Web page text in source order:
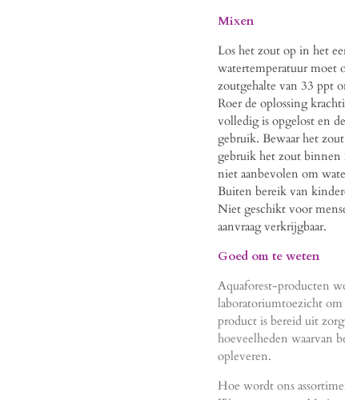
Mixen
Los het zout op in het
watertemperatuur moet
zoutgehalte van 33 ppt
Roer de oplossing
volledig is opgelost en
gebruik. Bewaar het
gebruik het zout
niet aanbevolen om
Buiten bereik van
Niet geschikt voor
aanvraag verkrijgbaar.
Goed om te weten
Aquaforest-producten
laboratoriumtoezicht
product is bereid uit
hoeveelheden waarvan
opleveren.
Hoe wordt ons